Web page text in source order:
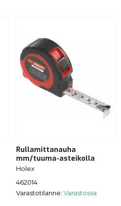
Rullamittanauha
mm/tuuma-asteikolla
Holex
462014
Varastotilanne: Varastossa